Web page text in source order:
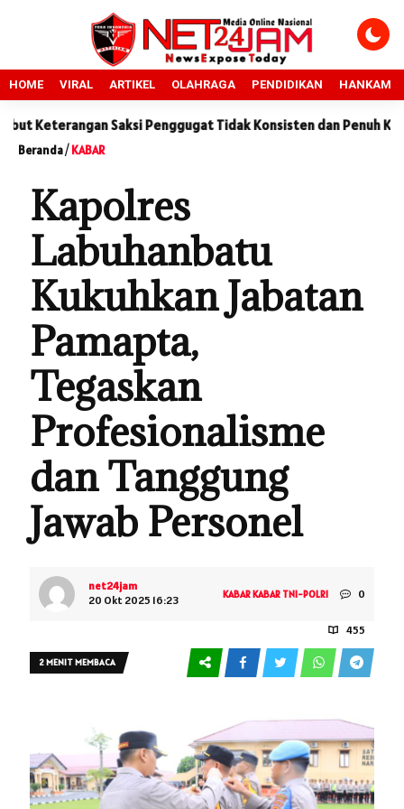
HOME VIRAL ARTIKEL OLAHRAGA PENDIDIKAN HANKAM
Saksi Penggugat Tidak Konsisten dan Penuh Kontradiksi
Beranda/KABAR
Kapolres
Labuhanbatu
Kukuhkan Jabatan
Pamapta,
Tegaskan
Profesionalisme
dan Tanggung
Jawab Personel
net24jam
20 Okt 2025 16:23
KABARKABAR TNI-POLRI 0
455
2 MENIT MEMBACA